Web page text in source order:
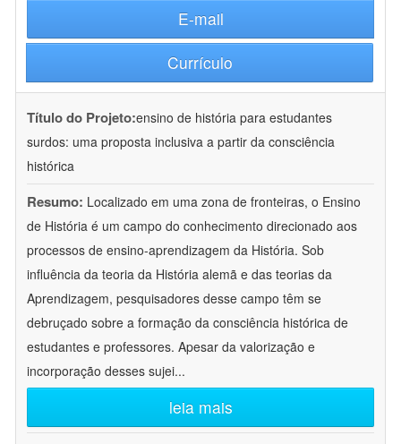
E-mail
Currículo
Título do Projeto:ensino de história para estudantes
surdos: uma proposta inclusiva a partir da consciência
histórica
Resumo: Localizado em uma zona de fronteiras, o Ensino
de História é um campo do conhecimento direcionado aos
processos de ensino-aprendizagem da História. Sob
influência da teoria da História alemã e das teorias da
Aprendizagem, pesquisadores desse campo têm se
debruçado sobre a formação da consciência histórica de
estudantes e professores. Apesar da valorização e
incorporação desses sujei...
leia mais